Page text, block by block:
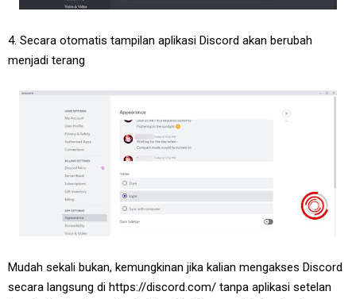
4. Secara otomatis tampilan aplikasi Discord akan berubah
menjadi terang
Mudah sekali bukan, kemungkinan jika kalian mengakses Discord
secara langsung di https://discord.com/ tanpa aplikasi setelan